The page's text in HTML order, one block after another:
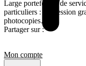
Mon compte
Large portefeuille de
particuliers : impression
photocopies…
Partager sur :